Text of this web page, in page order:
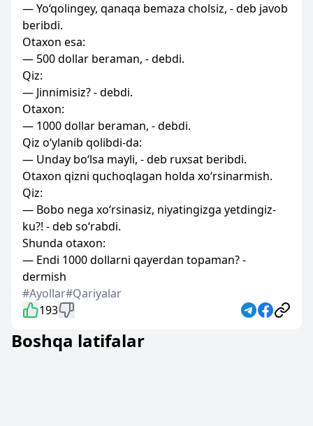
— Yo‘qolingey, qanaqa bemaza cholsiz, - deb javob
beribdi.
Otaxon esa:
— 500 dollar beraman, - debdi.
Qiz:
— Jinnimisiz? - debdi.
Otaxon:
— 1000 dollar beraman, - debdi.
Qiz o‘ylanib qolibdi-da:
— Unday bo‘lsa mayli, - deb ruxsat beribdi.
Otaxon qizni quchoqlagan holda xo‘rsinarmish.
Qiz:
— Bobo nega xo‘rsinasiz, niyatingizga yetdingiz-
ku?! - deb so‘rabdi.
Shunda otaxon:
— Endi 1000 dollarni qayerdan topaman? -
dermish
#Ayollar#Qariyalar
193
Boshqa latifalar